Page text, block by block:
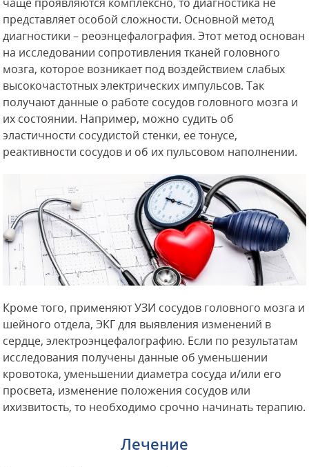
чаще проявляются комплексно, то диагностика не
представляет особой сложности. Основной метод
диагностики – реоэнцефалография. Этот метод основан
на исследовании сопротивления тканей головного
мозга, которое возникает под воздействием слабых
высокочастотных электрических импульсов. Так
получают данные о работе сосудов головного мозга и
их состоянии. Например, можно судить об
эластичности сосудистой стенки, ее тонусе,
реактивности сосудов и об их пульсовом наполнении.
Кроме того, применяют УЗИ сосудов головного мозга и
шейного отдела, ЭКГ для выявления изменений в
сердце, электроэнцефалографию. Если по результатам
исследования получены данные об уменьшении
кровотока, уменьшении диаметра сосуда и/или его
просвета, изменение положения сосудов или
ихизвитость, то необходимо срочно начинать терапию.
Лечение